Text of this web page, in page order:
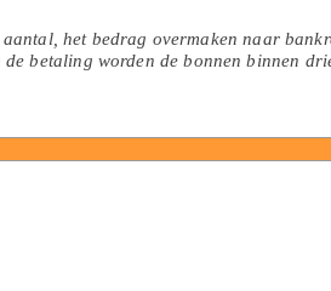
het bedrag overmaken naar
betaling worden de bonnen binnen